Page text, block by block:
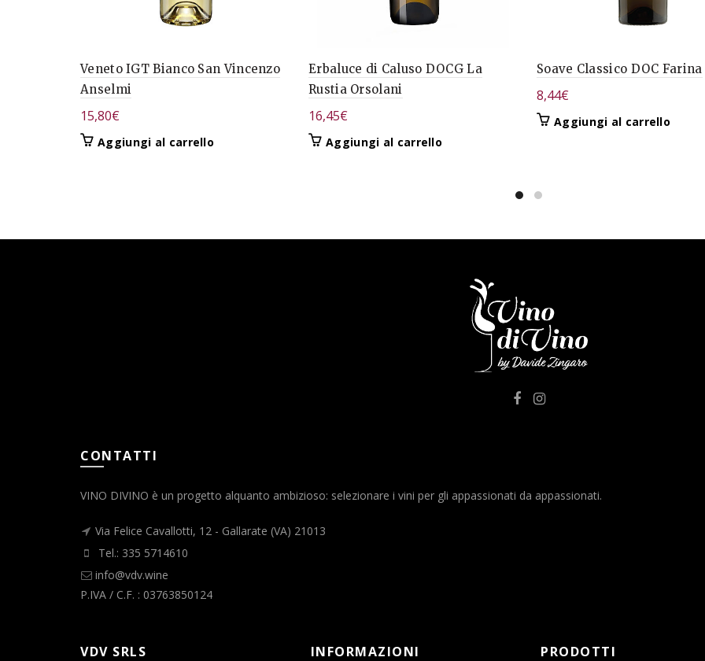
Veneto IGT Bianco San Vincenzo
Anselmi
15,80€
Aggiungi al carrello
Erbaluce di Caluso DOCG La
Rustia Orsolani
16,45€
Aggiungi al carrello
Soave Classico DOC Farina
8,44€
Aggiungi al carrello
CONTATTI
VINO DIVINO è un progetto alquanto ambizioso: selezionare i vini per gli appassionati da appassionati.
Via Felice Cavallotti, 12 - Gallarate (VA) 21013
Tel.: 335 5714610
info@vdv.wine
P.IVA / C.F. : 03763850124
VDV SRLS INFORMAZIONI PRODOTTI